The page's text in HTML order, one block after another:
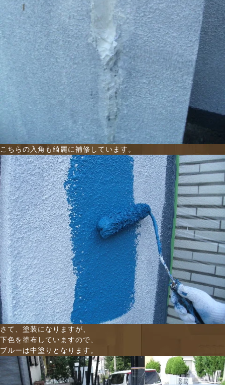
こちらの入角も綺麗に補修しています。
さて、塗装になりますが、
下色を塗布していますので、
ブルーは中塗りとなります。